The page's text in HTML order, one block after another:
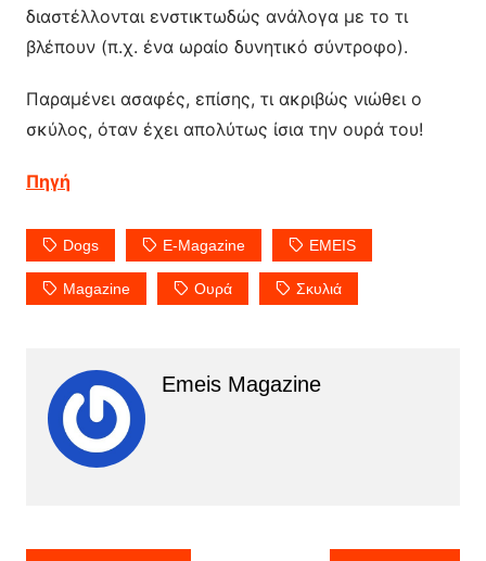
διαστέλλονται ενστικτωδώς ανάλογα με το τι
βλέπουν (π.χ. ένα ωραίο δυνητικό σύντροφο).
Παραμένει ασαφές, επίσης, τι ακριβώς νιώθει ο
σκύλος, όταν έχει απολύτως ίσια την ουρά του!
Πηγή
Dogs E-Magazine EMEIS
Magazine Ουρά Σκυλιά
Emeis Magazine